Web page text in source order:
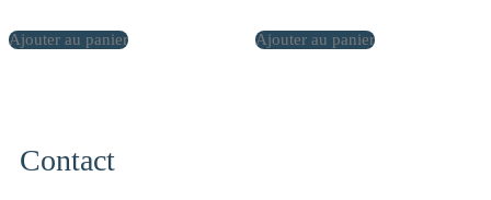
Ajouter au panier Ajouter au panier
Contact